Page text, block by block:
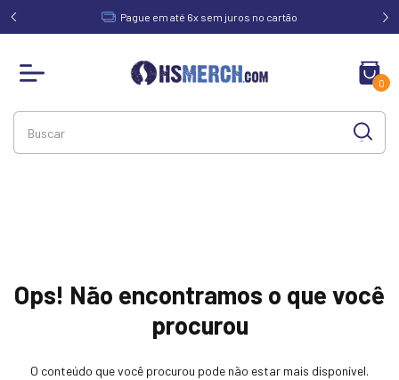
de Pague em até 6x sem juros no cartão
0
Ops! Não encontramos o que você
procurou
O conteúdo que você procurou pode não estar mais disponível.